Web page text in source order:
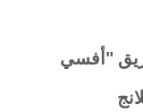
"أفسي